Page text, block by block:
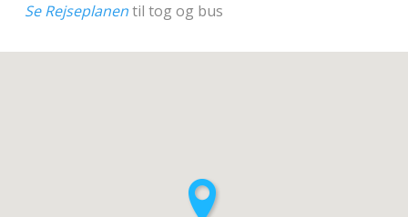
Se Rejseplanentil tog og bus